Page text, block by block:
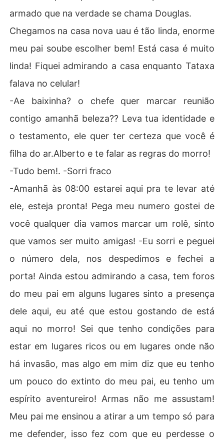
armado que na verdade se chama Douglas.
Chegamos na casa nova uau é tão linda, enorme
meu pai soube escolher bem! Está casa é muito
linda! Fiquei admirando a casa enquanto Tataxa
falava no celular!
-Ae baixinha? o chefe quer marcar reunião
contigo amanhã beleza?? Leva tua identidade e
o testamento, ele quer ter certeza que você é
filha do ar.Alberto e te falar as regras do morro!
-Tudo bem!. -Sorri fraco
-Amanhã às 08:00 estarei aqui pra te levar até
ele, esteja pronta! Pega meu numero gostei de
você qualquer dia vamos marcar um rolê, sinto
que vamos ser muito amigas! -Eu sorri e peguei
o número dela, nos despedimos e fechei a
porta! Ainda estou admirando a casa, tem foros
do meu pai em alguns lugares sinto a presença
dele aqui, eu até que estou gostando de está
aqui no morro! Sei que tenho condições para
estar em lugares ricos ou em lugares onde não
há invasão, mas algo em mim diz que eu tenho
um pouco do extinto do meu pai, eu tenho um
espírito aventureiro! Armas não me assustam!
Meu pai me ensinou a atirar a um tempo só para
me defender, isso fez com que eu perdesse o